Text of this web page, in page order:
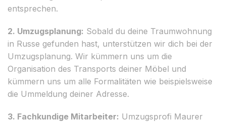
entsprechen.
2. Umzugsplanung: Sobald du deine Traumwohnung
in Russe gefunden hast, unterstützen wir dich bei der
Umzugsplanung. Wir kümmern uns um die
Organisation des Transports deiner Möbel und
kümmern uns um alle Formalitäten wie beispielsweise
die Ummeldung deiner Adresse.
3. Fachkundige Mitarbeiter: Umzugsprofi Maurer